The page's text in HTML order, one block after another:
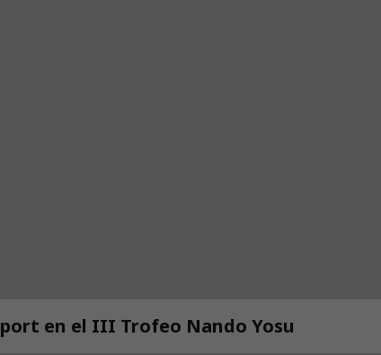
en el III Trofeo Nando Yosu